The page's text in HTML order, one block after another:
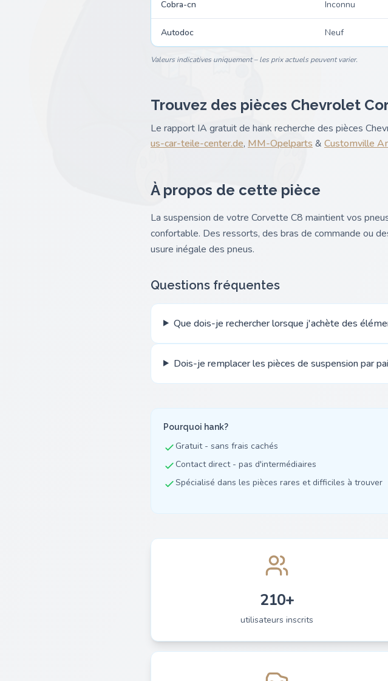
Cobra-cn Inconnu
Autodoc Neuf
Valeurs indicatives uniquement – les prix actuels peuvent varier.
Trouvez des pièces Chevrolet
Le rapport IA gratuit de hank recherche des pièces
us-car-teile-center.de, MM-Opelparts & Customville
À propos de cette pièce
La suspension de votre Corvette C8 maintient vos
confortable. Des ressorts, des bras de commande ou
usure inégale des pneus.
Questions fréquentes
Que dois-je rechercher lorsque j'achète des
Dois-je remplacer les pièces de suspension par
Pourquoi hank?
Gratuit - sans frais cachés
Contact direct - pas d'intermédiaires
Spécialisé dans les pièces rares et difficiles à trouver
210+
utilisateurs inscrits